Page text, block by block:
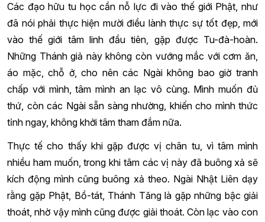
Các đạo hữu tu học cần nỗ lực đi vào thế giới Phật, như
đã nói phải thực hiện mười điều lành thực sự tốt đẹp, mới
vào thế giới tâm linh đầu tiên, gặp được Tu-đà-hoàn.
Những Thánh giả này không còn vướng mắc với cơm ăn,
áo mặc, chỗ ở, cho nên các Ngài không bao giờ tranh
chấp với mình, tâm mình an lạc vô cùng. Mình muốn đủ
thứ, còn các Ngài sẵn sàng nhường, khiến cho mình thức
tỉnh ngay, không khởi tâm tham đắm nữa.
Thực tế cho thấy khi gặp được vị chân tu, vì tâm mình
nhiều ham muốn, trong khi tâm các vị này đã buông xả sẽ
kích động mình cũng buông xả theo. Ngài Nhật Liên dạy
rằng gặp Phật, Bồ-tát, Thánh Tăng là gặp những bậc giải
thoát, nhờ vậy mình cũng được giải thoát. Còn lạc vào con